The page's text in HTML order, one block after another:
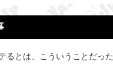
るとは、こういうことだった